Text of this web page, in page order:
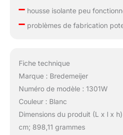
–housse isolante peu
–problèmes de fabrication
Fiche technique
Marque : Bredemeijer
Numéro de modèle : 1301W
Couleur : Blanc
Dimensions du produit (L x l x
cm; 898,11 grammes